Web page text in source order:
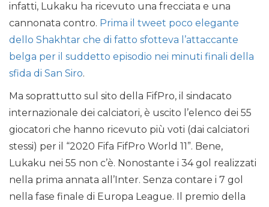
infatti, Lukaku ha ricevuto una frecciata e una
cannonata contro. Prima il tweet poco elegante
dello Shakhtar che di fatto sfotteva l’attaccante
belga per il suddetto episodio nei minuti finali della
sfida di San Siro.
Ma soprattutto sul sito della FifPro, il sindacato
internazionale dei calciatori, è uscito l’elenco dei 55
giocatori che hanno ricevuto più voti (dai calciatori
stessi) per il “2020 Fifa FifPro World 11”. Bene,
Lukaku nei 55 non c’è. Nonostante i 34 gol realizzati
nella prima annata all’Inter. Senza contare i 7 gol
nella fase finale di Europa League. Il premio della